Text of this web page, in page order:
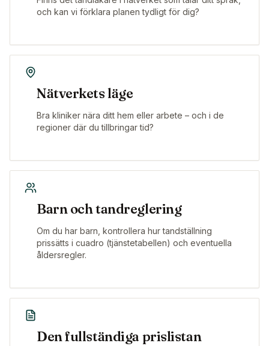
och kan vi förklara planen tydligt för dig?
Nätverkets läge
Bra kliniker nära ditt hem eller arbete – och i de
regioner där du tillbringar tid?
Barn och tandreglering
Om du har barn, kontrollera hur tandställning
prissätts i cuadro (tjänstetabellen) och eventuella
åldersregler.
Den fullständiga prislistan